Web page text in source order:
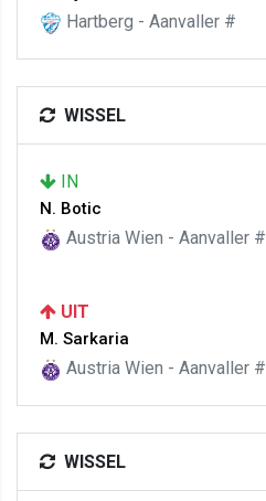
Hartberg - Aanvaller #
WISSEL
IN
N. Botic
Austria Wien - Aanvaller #
UIT
M. Sarkaria
Austria Wien - Aanvaller #
WISSEL